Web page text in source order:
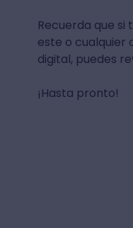
Recuerda que si
este o
digital, puedes
¡Hasta pronto!